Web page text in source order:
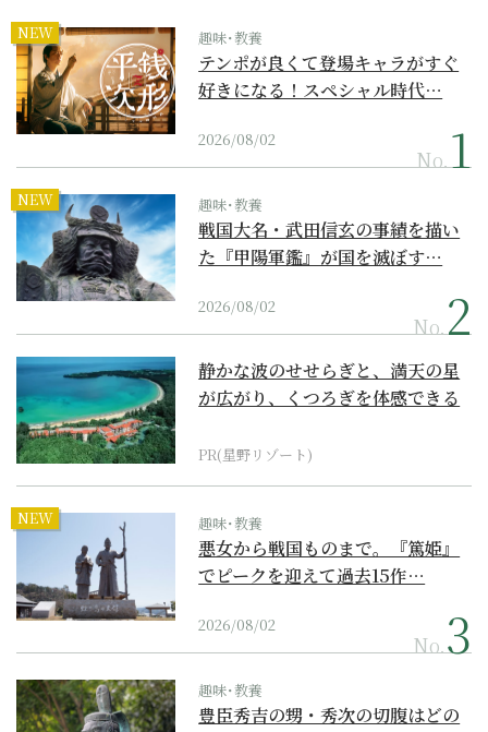
NEW 趣味･教養
テンポが良くて登場キャラがすぐ
好きになる！スペシャル時代…
2026/08/02
No.
NEW 趣味･教養
戦国大名・武田信玄の事績を描い
た『甲陽軍鑑』が国を滅ぼす…
2026/08/02
No.
静かな波のせせらぎと、満天の星
が広がり、くつろぎを体感できる
PR(星野リゾート)
NEW 趣味･教養
悪女から戦国ものまで。『篤姫』
でピークを迎えて過去15作…
2026/08/02
No.
趣味･教養
豊臣秀吉の甥・秀次の切腹はどの